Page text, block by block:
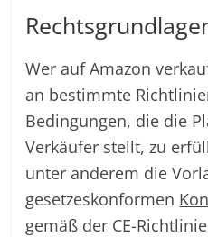
Wer auf Amazon
an bestimmte
Bedingungen, die die
Verkäufer stellt, zu
unter anderem die
gesetzeskonformen
gemäß der CE-